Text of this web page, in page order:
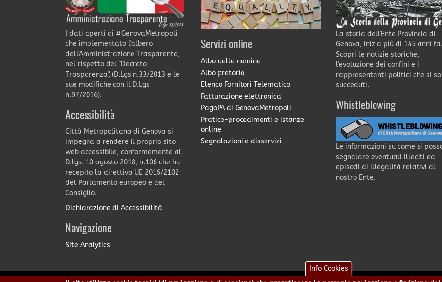
I dati aperti di #GenovaMetropoli
che implementato l'albero
dell'Amministrazione Trasparente,
nel rispetto del "Decreto
Trasparenza", (D.Lgs n.33/2013 e le
sue modifiche con il D.Lgs
n.97/2016).
Accessibilità
Città Metropolitana di Genova si
impegna a rendere il proprio sito
web accessibile, conformemente al
D.lgs. 10 agosto 2018, n.106 che ha
recepito la direttiva UE 2016/2102
del Parlamento europeo e del
Consiglio.
Dichiarazione di Accessibilità
Navigazione
Site Analytics
Servizi online
Albo delle nomine
Albo pretorio
Elenco Fornitori Telematico
Fatturazione elettronica
PagoPA di GenovaMetropoli
Pratico-procedimenti e istanze
online
Segnalazioni e disservizi
La storia dell'Ente Provincia di
Genova, inizia più di 145 anni fa.
Scopri le notizie storiche,
l'evoluzione dei confini e i
rappresentanti politici che si
succeduti.
Whistleblowing
Le informazioni su come si
segnalare eventuali illeciti ed
episodi di illegalità relativi al
nostro Ente.
Info Cookies